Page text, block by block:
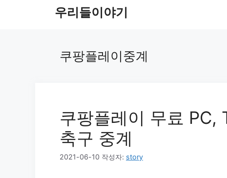
우리들이야기
쿠팡플레이중계
쿠팡플레이 무료 PC,
축구 중계
2021-06-10 작성자: story